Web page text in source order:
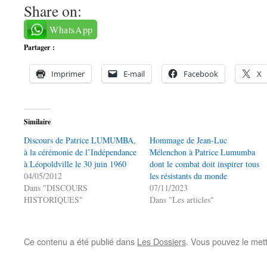
Share on:
WhatsApp
Partager :
Imprimer E-mail Facebook X
Similaire
Discours de Patrice LUMUMBA,
à la cérémonie de l’Indépendance
à Léopoldville le 30 juin 1960
04/05/2012
Dans "DISCOURS
HISTORIQUES"
Hommage de Jean-Luc
Mélenchon à Patrice Lumumba
dont le combat doit inspirer tous
les résistants du monde
07/11/2023
Dans "Les articles"
Ce contenu a été publié dans Les Dossiers. Vous pouvez le